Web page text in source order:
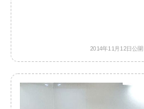
2014年11月12日公開